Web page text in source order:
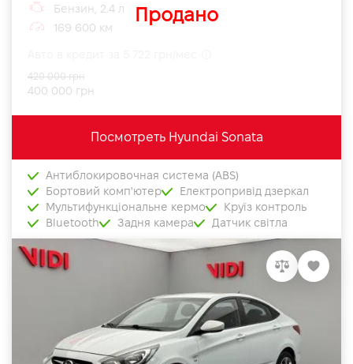
Продано
Бензин, 2.4 л
169 600 км
400 000 грн
420 000 грн
Посмотреть Hyundai Sonata
Антиблокировочная система (ABS)
Бортовий комп'ютер
Електропривід дзеркал
Мультифункціональне кермо
Круїз контроль
Bluetooth
Задня камера Датчик світла